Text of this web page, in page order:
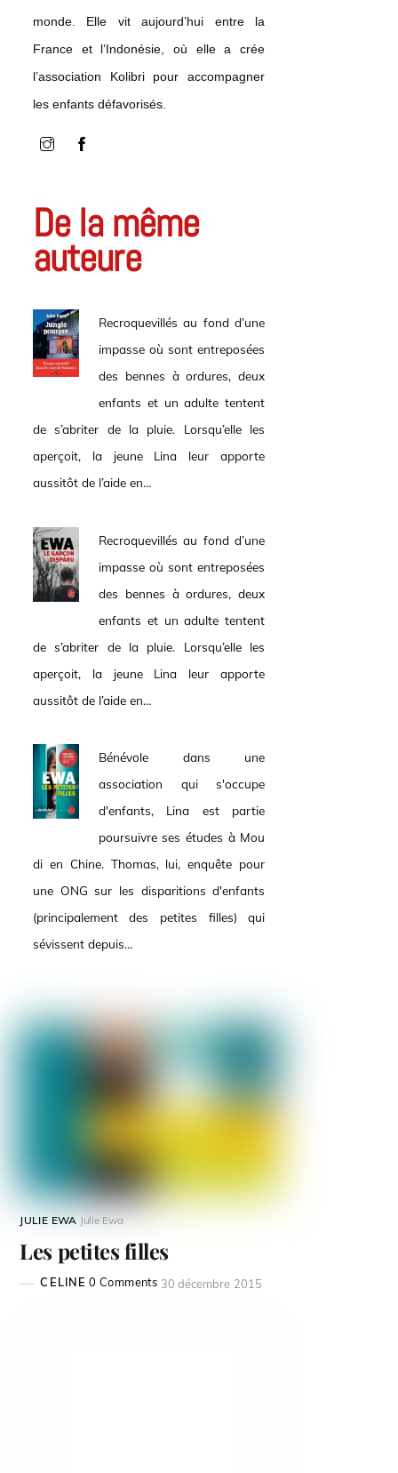
monde. Elle vit aujourd’hui entre la
France et l’Indonésie, où elle a crée
l’association Kolibri pour accompagner
les enfants défavorisés.
De la même
auteure
Recroquevillés au fond d’une
impasse où sont entreposées
des bennes à ordures, deux
enfants et un adulte tentent
de s’abriter de la pluie. Lorsqu’elle les
aperçoit, la jeune Lina leur apporte
aussitôt de l’aide en…
Recroquevillés au fond d’une
impasse où sont entreposées
des bennes à ordures, deux
enfants et un adulte tentent
de s’abriter de la pluie. Lorsqu’elle les
aperçoit, la jeune Lina leur apporte
aussitôt de l’aide en…
Bénévole dans une
association qui s'occupe
d'enfants, Lina est partie
poursuivre ses études à Mou
di en Chine. Thomas, lui, enquête pour
une ONG sur les disparitions d'enfants
(principalement des petites filles) qui
sévissent depuis…
JULIE EWA Julie Ewa
Les petites filles
CELINE 0 Comments 30 décembre 2015